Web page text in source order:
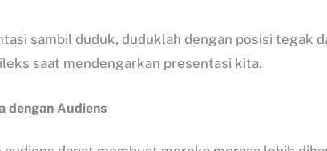
sambil duduk, duduklah dengan posisi
saat mendengarkan presentasi kita.
dengan Audiens